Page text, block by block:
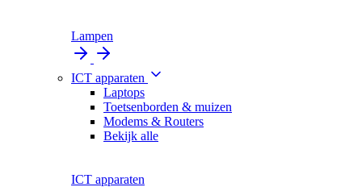
Lampen
ICT apparaten
Laptops
Toetsenborden & muizen
Modems & Routers
Bekijk alle
ICT apparaten